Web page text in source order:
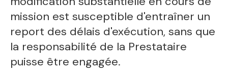
mission est susceptible d'entraîner un
report des délais d'exécution, sans que
la responsabilité de la Prestataire
puisse être engagée.